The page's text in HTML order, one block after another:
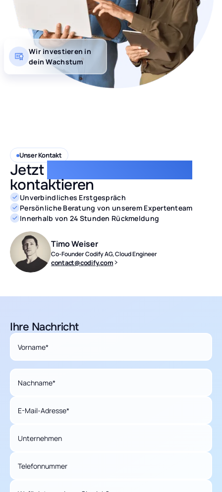
Wir investieren in
dein Wachstum
Unser Kontakt
Jetzt
kontaktieren
Unverbindliches Erstgespräch
Persönliche Beratung von unserem Expertenteam
Innerhalb von 24 Stunden Rückmeldung
Timo Weiser
Co-Founder Codify AG, Cloud Engineer
contact@codify.com
Ihre Nachricht
Vorname*
Nachname*
E-Mail-Adresse*
Unternehmen
Telefonnummer